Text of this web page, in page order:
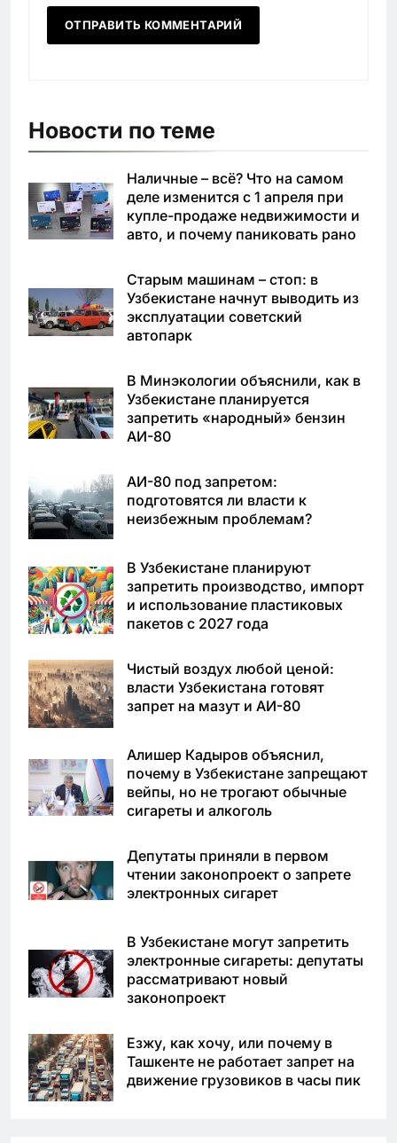
Новости по теме
Наличные – всё? Что на самом
деле изменится с 1 апреля при
купле-продаже недвижимости и
авто, и почему паниковать рано
Старым машинам – стоп: в
Узбекистане начнут выводить из
эксплуатации советский
автопарк
В Минэкологии объяснили, как в
Узбекистане планируется
запретить «народный» бензин
АИ-80
АИ-80 под запретом:
подготовятся ли власти к
неизбежным проблемам?
В Узбекистане планируют
запретить производство, импорт
и использование пластиковых
пакетов с 2027 года
Чистый воздух любой ценой:
власти Узбекистана готовят
запрет на мазут и АИ-80
Алишер Кадыров объяснил,
почему в Узбекистане запрещают
вейпы, но не трогают обычные
сигареты и алкоголь
Депутаты приняли в первом
чтении законопроект о запрете
электронных сигарет
В Узбекистане могут запретить
электронные сигареты: депутаты
рассматривают новый
законопроект
Езжу, как хочу, или почему в
Ташкенте не работает запрет на
движение грузовиков в часы пик